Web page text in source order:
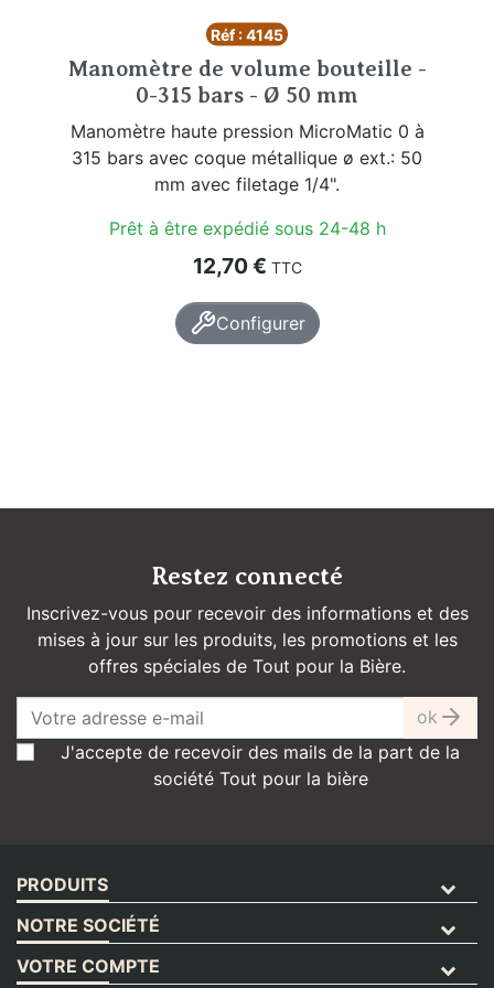
Réf : 4145
Manomètre de volume bouteille -
0-315 bars - Ø 50 mm
Manomètre haute pression MicroMatic 0 à
315 bars avec coque métallique ø ext.: 50
mm avec filetage 1/4".
Prêt à être expédié sous 24-48 h
Prix
12,70 € TTC
Configurer
Restez connecté
Inscrivez-vous pour recevoir des informations et des
mises à jour sur les produits, les promotions et les
offres spéciales de Tout pour la Bière.
ok
J'accepte de recevoir des mails de la part de la
société Tout pour la bière
PRODUITS
NOTRE SOCIÉTÉ
VOTRE COMPTE